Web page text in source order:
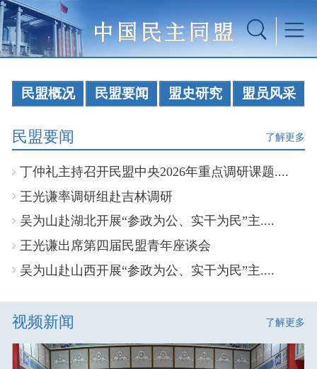
民盟概况 民盟要闻 盟史研究 盟员风采
民盟要闻 了解更多
丁仲礼主持召开民盟中央2026年重点调研课题....
王光谦率调研组赴吉林调研
吴为山赴湖北开展“参政为公、实干为民”主....
王光谦出席第四届民盟青年座谈会
吴为山赴山西开展“参政为公、实干为民”主....
视频新闻 了解更多